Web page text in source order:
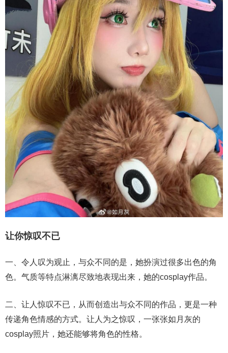
让你惊叹不已
一、令人叹为观止，与众不同的是，她扮演过很多出色的角
色。气质等特点淋漓尽致地表现出来，她的cosplay作品。
二、让人惊叹不已，从而创造出与众不同的作品，更是一种
传递角色情感的方式。让人为之惊叹，一张张如月灰的
cosplay照片，她还能够将角色的性格。